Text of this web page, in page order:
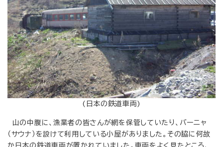
(日本の鉄道車両)
山の中腹に、漁業者の皆さんが網を保管していたり、バーニャ
（サウナ）を設けて利用している小屋がありました。その脇に何故